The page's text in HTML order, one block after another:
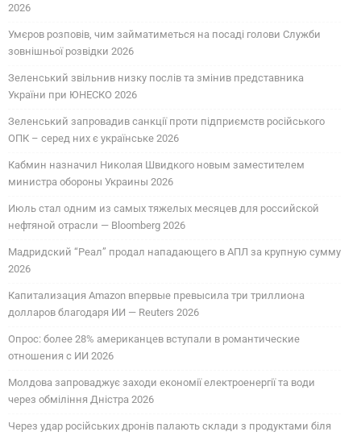
2026
Умєров розповів, чим займатиметься на посаді голови Служби
зовнішньої розвідки 2026
Зеленський звільнив низку послів та змінив представника
України при ЮНЕСКО 2026
Зеленський запровадив санкції проти підприємств російського
ОПК – серед них є українське 2026
Кабмин назначил Николая Швидкого новым заместителем
министра обороны Украины 2026
Июль стал одним из самых тяжелых месяцев для российской
нефтяной отрасли — Bloomberg 2026
Мадридский “Реал” продал нападающего в АПЛ за крупную сумму
2026
Капитализация Amazon впервые превысила три триллиона
долларов благодаря ИИ — Reuters 2026
Опрос: более 28% американцев вступали в романтические
отношения с ИИ 2026
Молдова запроваджує заходи економії електроенергії та води
через обміління Дністра 2026
Через удар російських дронів палають склади з продуктами біля